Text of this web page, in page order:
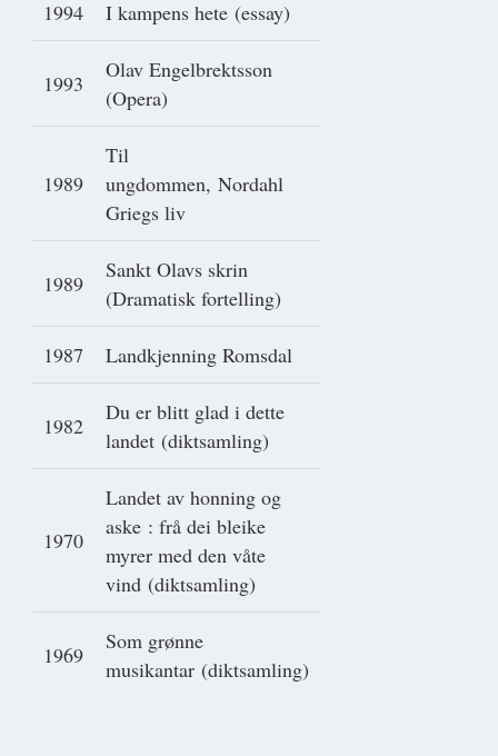
1994 I kampens hete (essay)
1993
Olav Engelbrektsson
(Opera)
1989
Til
ungdommen, Nordahl
Griegs liv
1989
Sankt Olavs skrin
(Dramatisk fortelling)
1987 Landkjenning Romsdal
1982
Du er blitt glad i dette
landet (diktsamling)
1970
Landet av honning og
aske : frå dei bleike
myrer med den våte
vind (diktsamling)
1969
Som grønne
musikantar (diktsamling)